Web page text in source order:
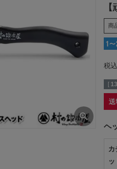
商
税
[
送
ヘ
ッ